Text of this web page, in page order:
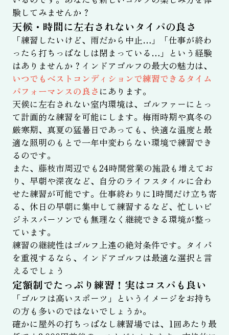
験してみませんか？
天候・時間に左右されないタイパの良さ
「練習したいけど、雨だから中止…」「仕事が終わ
ったら打ちっぱなしは閉まっている…」という経験
はありませんか？インドアゴルフの最大の魅力は、
いつでもベストコンディションで練習できるタイム
パフォーマンスの良さ にあります。
天候に左右されない室内環境は、ゴルファーにとっ
て計画的な練習を可能にします。梅雨時期や真冬の
厳寒期、真夏の猛暑日であっても、快適な温度と最
適な照明のもとで一年中変わらない環境で練習でき
るのです。
また、藤枝市周辺でも24時間営業の施設も増えてお
り、早朝や深夜など、自分のライフスタイルに合わ
せた練習が可能です。仕事終わりに1時間だけ立ち寄
る、休日の早朝に集中して練習するなど、忙しいビ
ジネスパーソンでも無理なく継続できる環境が整っ
ています。
練習の継続性はゴルフ上達の絶対条件です。タイパ
を重視するなら、インドアゴルフは最適な選択と言
えるでしょう
定額制でたっぷり練習！実はコスパも良い
「ゴルフは高いスポーツ」というイメージをお持ち
の方も多いのではないでしょうか。
確かに屋外の打ちっぱなし練習場では、1回あたり最